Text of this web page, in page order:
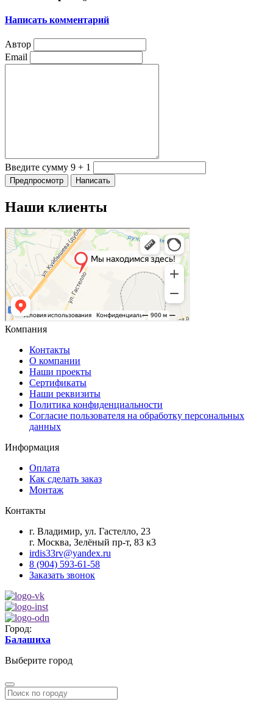
Написать комментарий
Автор
Email
Введите сумму 9 + 1
Наши клиенты
Компания
Контакты
О компании
Наши проекты
Сертификаты
Наши реквизиты
Политика конфиденциальности
Согласие пользователя на обработку персональных
данных
Информация
Оплата
Как сделать заказ
Монтаж
Контакты
г. Владимир, ул. Гастелло, 23
г. Москва, Зелёный пр-т, 83 к3
irdis33rv@yandex.ru
8 (904) 593-61-58
Заказать звонок
Город:
Балашиха
Выберите город